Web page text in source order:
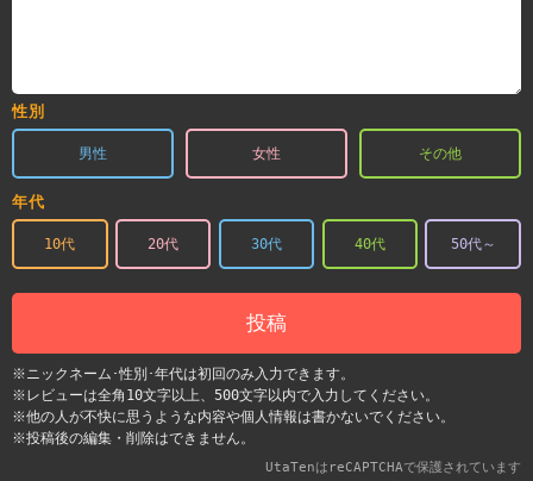
性別
男性 女性 その他
年代
10代 20代 30代 40代 50代～
投稿
※ニックネーム･性別･年代は初回のみ入力できます。
※レビューは全角10文字以上、500文字以内で入力してください。
※他の人が不快に思うような内容や個人情報は書かないでください。
※投稿後の編集・削除はできません。
UtaTenはreCAPTCHAで保護されています